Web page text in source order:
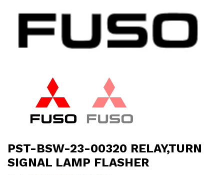
PST-BSW-23-00320 RELAY,TURN
SIGNAL LAMP FLASHER